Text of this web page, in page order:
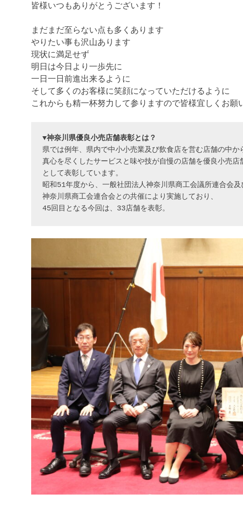
皆様いつもありがとうございます！
まだまだ至らない点も多くあります
やりたい事も沢山あります
現状に満足せず
明日は今日より一歩先に
一日一日前進出来るように
そして多くのお客様に笑顔になっていただけるように
これからも精一杯努力して参りますので皆様宜しくお願
▼神奈川県優良小売店舗表彰とは？
県では例年、県内で中小小売業及び飲食店を営む店舗の中か
真心を尽くしたサービスと味や技が自慢の店舗を優良小売店
として表彰しています。
昭和51年度から、一般社団法人神奈川県商工会議所連合会及
神奈川県商工会連合会との共催により実施しており、
45回目となる今回は、33店舗を表彰。